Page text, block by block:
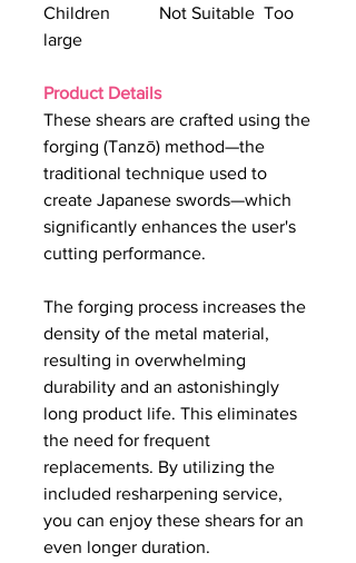
Children Not Suitable Too
large
Product Details
These shears are crafted using the
forging (Tanzō) method—the
traditional technique used to
create Japanese swords—which
significantly enhances the user's
cutting performance.
The forging process increases the
density of the metal material,
resulting in overwhelming
durability and an astonishingly
long product life. This eliminates
the need for frequent
replacements. By utilizing the
included resharpening service,
you can enjoy these shears for an
even longer duration.